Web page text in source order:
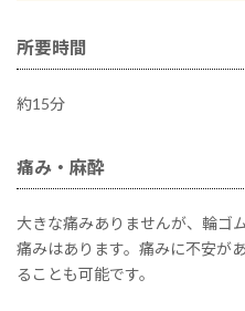
所要時間
約15分
痛み・麻酔
大きな痛みありませんが、輪ゴ
痛みはあります。痛みに不安が
ることも可能です。